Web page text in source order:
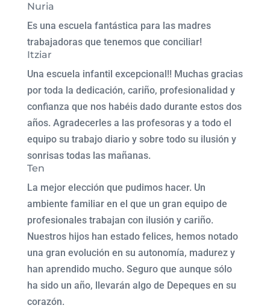
Nuria
Es una escuela fantástica para las madres
trabajadoras que tenemos que conciliar!
Itziar
Una escuela infantil excepcional!! Muchas gracias
por toda la dedicación, cariño, profesionalidad y
confianza que nos habéis dado durante estos dos
años. Agradecerles a las profesoras y a todo el
equipo su trabajo diario y sobre todo su ilusión y
sonrisas todas las mañanas.
Ten
La mejor elección que pudimos hacer. Un
ambiente familiar en el que un gran equipo de
profesionales trabajan con ilusión y cariño.
Nuestros hijos han estado felices, hemos notado
una gran evolución en su autonomía, madurez y
han aprendido mucho. Seguro que aunque sólo
ha sido un año, llevarán algo de Depeques en su
corazón.